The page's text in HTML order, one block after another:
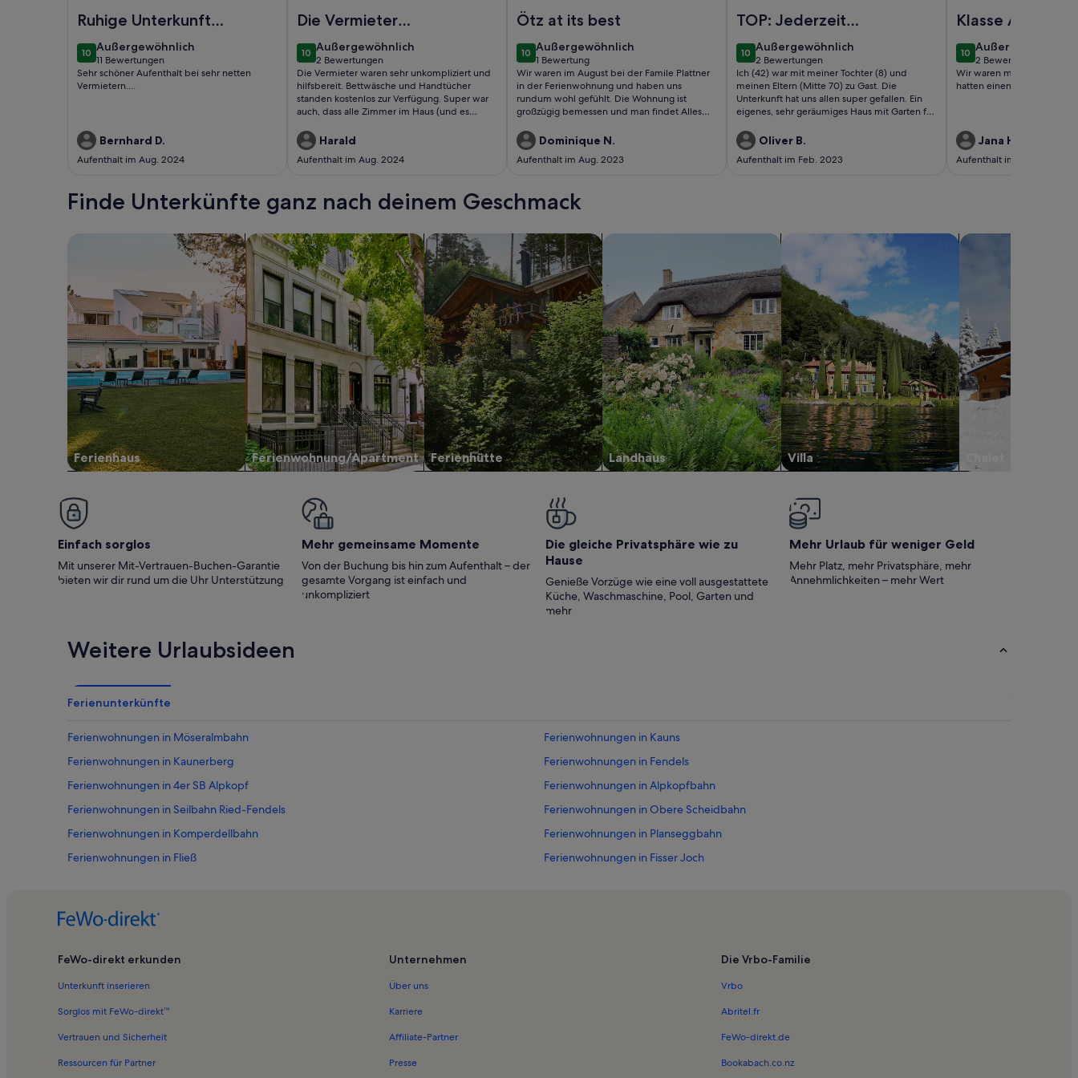
Foto von Raufkommen zum Runterkommen - Ferien auf dem Sonnenbalkon des Ötztales
Ruhige Unterkunft in
traumhafter Lage
1010 von 10
Außergewöhnlich
außergewöhnlich
11 Bewertungen
(11
bewertungen)
Sehr schöner Aufenthalt bei sehr netten
Vermietern....
Bernhard D.
Aufenthalt im Aug. 2024
Die Vermieter
waren sehr
unkompliziert und
hilfsbereit.
1010 von 10
Außergewöhnlich
außergewöhnlich
2 Bewertungen
(2
bewertungen)
Die Vermieter waren sehr unkompliziert und
hilfsbereit. Bettwäsche und Handtücher
standen kostenlos zur Verfügung. Super war
auch, dass alle Zimmer im Haus (und es
Harald
Aufenthalt im Aug. 2024
Foto von Plattner by Interhome
Ötz at its best
1010 von 10
Außergewöhnlich
außergewöhnlich
1 Bewertung
(1
bewertung)
Wir waren im August bei der Famile Plattner
in der Ferienwohnung und haben uns
rundum wohl gefühlt. Die Wohnung ist
großzügig bemessen und man findet Alles
benötigt vor. In der näheren Umgebung
findet man Alles um Action zu erleben, wenn
gewünscht. Area 47, Motorsportarena,
den Abend ausklingen zu lassen. Wir
Dominique N.
Aufenthalt im Aug. 2023
TOP: Jederzeit
gerne wieder!
1010 von 10
Außergewöhnlich
außergewöhnlich
2 Bewertungen
(2
bewertungen)
Ich (42) war mit meiner Tochter (8) und
meinen Eltern (Mitte 70) zu Gast. Die
Unterkunft hat uns allen super gefallen. Ein
eigenes, sehr geräumiges Haus mit Garten für
warm und die Ausstattung umfachreich. Die
Kommunikation mit den Besitzern erfolgte
stets rasch und Check-In und Check-Out
Oliver B.
Aufenthalt im Feb. 2023
Klasse
1010 von 10
Außergewöhnlich
außergewöhnlich
2 Bewertungen
(2
bewertungen)
Wir waren mit allem sehr
hatten einen tollen Urlaub
Jana H.
Aufenthalt im Aug. 2022
Finde Unterkünfte ganz nach deinem Geschmack
Ferienhaus
Suche nach Ferienhäusern
Ferienwohnung/Apartment
Suche nach Ferienwohnungen oder Apartments
Ferienhütte
Suche nach Ferienhütten
Landhaus
Suche nach Landhäusern
Villa
Suche nach Villen Suche nach Chalets
Einfach sorglos
Mit unserer Mit-Vertrauen-Buchen-Garantie
bieten wir dir rund um die Uhr Unterstützung
Mehr gemeinsame Momente
Von der Buchung bis hin zum Aufenthalt – der
gesamte Vorgang ist einfach und
unkompliziert
Die gleiche Privatsphäre wie zu
Hause
Genieße Vorzüge wie eine voll ausgestattete
Küche, Waschmaschine, Pool, Garten und
mehr
Mehr Urlaub für weniger Geld
Mehr Platz, mehr Privatsphäre, mehr
Annehmlichkeiten – mehr Wert
Weitere Urlaubsideen
Ferienunterkünfte
Ferienwohnungen in Möseralmbahn
Ferienwohnungen in Kauns
Ferienwohnungen in Kaunerberg
Ferienwohnungen in Fendels
Ferienwohnungen in 4er SB Alpkopf
Ferienwohnungen in Alpkopfbahn
Ferienwohnungen in Seilbahn Ried-Fendels
Ferienwohnungen in Obere Scheidbahn
Ferienwohnungen in Komperdellbahn
Ferienwohnungen in Planseggbahn
Ferienwohnungen in Fließ
Ferienwohnungen in Fisser Joch
Ferienwohnungen in Sonnenbahn Ladis-Fiss
Ferienwohnungen in Zwölferbahn
FeWo-direkt erkunden
Unterkunft inserieren
Sorglos mit FeWo-direkt™
Vertrauen und Sicherheit
Ressourcen für Partner
Unternehmen
Über uns
Karriere
Affiliate-Partner
Presse
Die Vrbo-Familie
Vrbo
Abritel.fr
FeWo-direkt.de
Bookabach.co.nz